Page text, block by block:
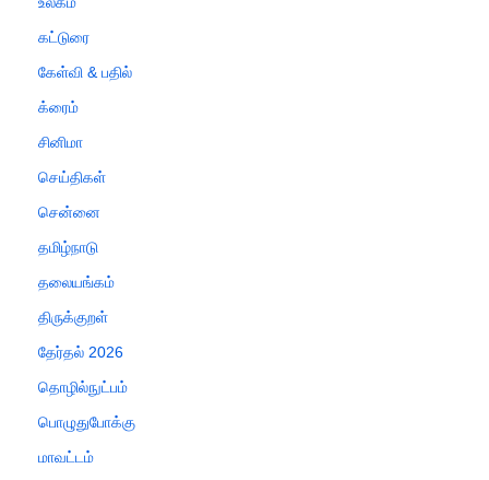
கட்டுரை
கேள்வி & பதில்
க்ரைம்
சினிமா
செய்திகள்
சென்னை
தமிழ்நாடு
தலையங்கம்
திருக்குறள்
தேர்தல் 2026
தொழில்நுட்பம்
பொழுதுபோக்கு
மாவட்டம்